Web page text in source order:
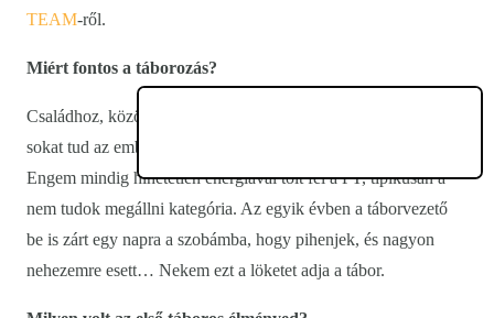
TEAM-ről.
Miért fontos a táborozás?
Családhoz, közösséghez tartozol, és együtt alkottok. Szerintem
sokat tud az ember magáról tanulni egy ilyen környezetben.
Engem mindig hihetetlen energiával tölt fel a PT, tipikusan a
nem tudok megállni kategória. Az egyik évben a táborvezető
be is zárt egy napra a szobámba, hogy pihenjek, és nagyon
nehezemre esett… Nekem ezt a löketet adja a tábor.